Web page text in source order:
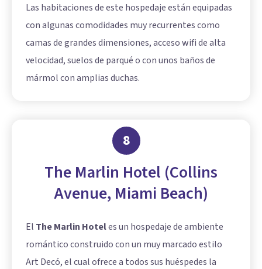
Las habitaciones de este hospedaje están equipadas
con algunas comodidades muy recurrentes como
camas de grandes dimensiones, acceso wifi de alta
velocidad, suelos de parqué o con unos baños de
mármol con amplias duchas.
8
The Marlin Hotel (Collins
Avenue, Miami Beach)
El The Marlin Hoteles un hospedaje de ambiente
romántico construido con un muy marcado estilo
Art Decó, el cual ofrece a todos sus huéspedes la